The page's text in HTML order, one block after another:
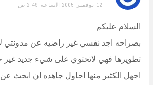
12 نوفمبر 2005 الساعة 2:49 ص
السلام عليكم
بصراحه اجد نفسي غير راضيه عن مدونتي
تطويرها فهي لاتحتوي على شيء جديد غير
اجهل الكثير منها احاول جاهده ان ابحث